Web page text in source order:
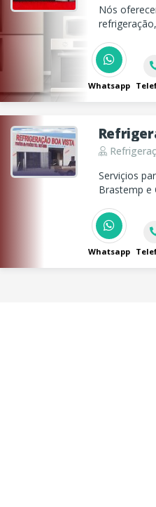
Nós
lavar,
nossa
Whatsapp
Serviçios
Brastemp e
Whatsapp